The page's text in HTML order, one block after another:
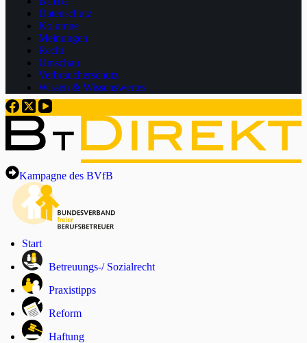
Datenschutz
Kolumne
Meinungen
Recht
Umschau
Verbraucherschutz
Wissen & Wissenswertes
Kampagne des BVfB
Start
Betreuungs-/ Sozialrecht
Praxistipps
Reform
Haftung